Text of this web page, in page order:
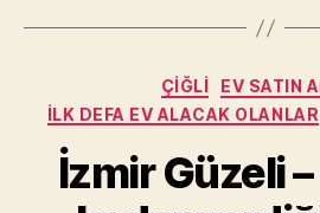
ÇIĞLI
EV SATIN
İLK DEFA EV ALACAK OLANLAR
İzmir Güzeli